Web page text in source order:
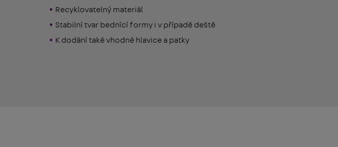
Recyklovatelný materiál
Stabilní tvar bednící formy i v případě deště
K dodání také vhodné hlavice a patky